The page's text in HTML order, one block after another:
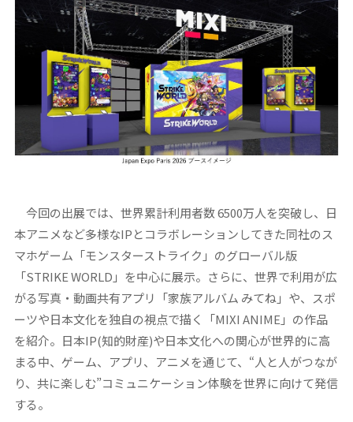
今回の出展では、世界累計利用者数 6500万人を突破し、日
本アニメなど多様なIPとコラボレーションしてきた同社のス
マホゲーム「モンスターストライク」のグローバル版
「STRIKE WORLD」を中心に展示。さらに、世界で利用が広
がる写真・動画共有アプリ「家族アルバム みてね」や、スポ
ーツや日本文化を独自の視点で描く「MIXI ANIME」の作品
を紹介。日本IP(知的財産)や日本文化への関心が世界的に高
まる中、ゲーム、アプリ、アニメを通じて、“人と人がつなが
り、共に楽しむ”コミュニケーション体験を世界に向けて発信
する。